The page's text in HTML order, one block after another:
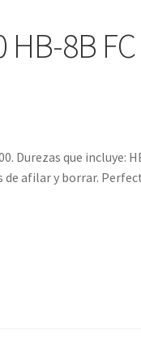
HB-8B FC
Durezas que incluye:
de afilar y borrar.